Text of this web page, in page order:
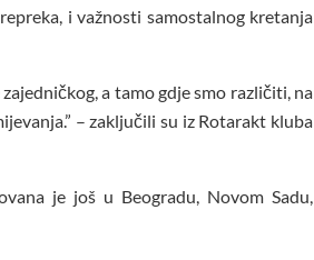
i važnosti samostalnog kretanja
a tamo gdje smo različiti, na
– zaključili su iz Rotarakt kluba
je još u Beogradu, Novom Sadu,